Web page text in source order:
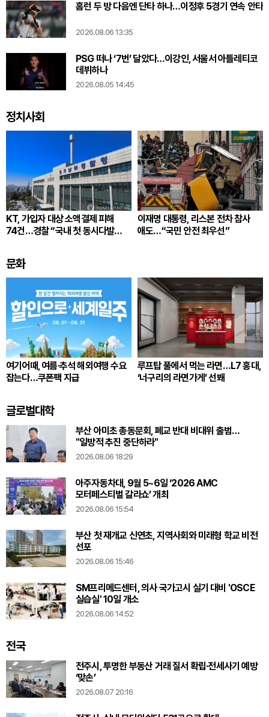
홈런 두 방 다음엔 단타 하나…이정후 5경기 연속 안타
2026.08.06 13:35
PSG 떠나 ‘7번’ 달았다…이강인, 서울서 아틀레티코
데뷔하나
2026.08.05 14:45
정치사회
KT, 가입자 대상 소액결제 피해
74건…경찰 “국내 첫 동시다발
이재명 대통령, 리스본 전차 참사
애도…“국민 안전 최우선”
문화
여기어때, 여름·추석 해외여행 수요
잡는다…쿠폰팩 지급
루프탑 풀에서 먹는 라면…L7 홍대,
‘너구리의 라면가게’ 선봬
글로벌대학
부산 아미초 총동문회, 폐교 반대 비대위 출범…
"일방적 추진 중단하라"
2026.08.06 18:29
아주자동차대, 9월 5~6일 ‘2026 AMC
모터페스티벌 갈라쇼’ 개최
2026.08.06 15:54
부산 첫 재개교 신연초, 지역사회와 미래형 학교 비전
선포
2026.08.06 15:46
SM프리메드센터, 의사 국가고시 실기 대비 'OSCE
실습실' 10일 개소
2026.08.06 14:52
전국
전주시, 투명한 부동산 거래 질서 확립·전세사기 예방
‘맞손’
2026.08.07 20:16